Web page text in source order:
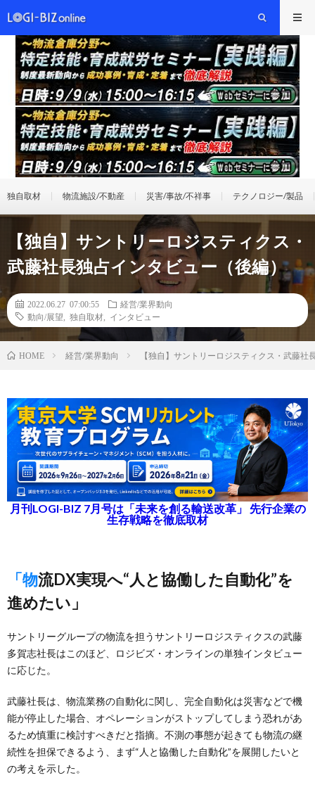
独自取材 物流施設/不動産 災害/事故/不祥事 テクノロジー/製品
【独自】サントリーロジスティクス・
武藤社長独占インタビュー（後編）
2022.06.27 07:00:55
経営/業界動向
動向/展望
独自取材 インタビュー
HOME 経営/業界動向 【独自】サントリーロジスティクス・武藤社
月刊LOGI-BIZ 7月号は「未来を創る輸送改革」 先行企業の
生存戦略を徹底取材
「物流DX実現へ“人と協働した自動化”を
進めたい」
サントリーグループの物流を担うサントリーロジスティクスの武藤
多賀志社長はこのほど、ロジビズ・オンラインの単独インタビュー
に応じた。
武藤社長は、物流業務の自動化に関し、完全自動化は災害などで機
能が停止した場合、オペレーションがストップしてしまう恐れがあ
るため慎重に検討すべきだと指摘。不測の事態が起きても物流の継
続性を担保できるよう、まず“人と協働した自動化”を展開したいと
の考えを示した。